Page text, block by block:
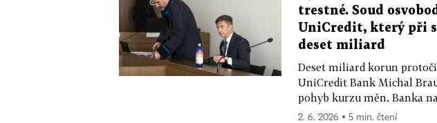
trestné. Soud
UniCredit, který při
deset miliard
Deset miliard korun
UniCredit Bank Michal
pohyb kurzu měn. Banka
2. 6. 2026 ▪ 5 min. čtení